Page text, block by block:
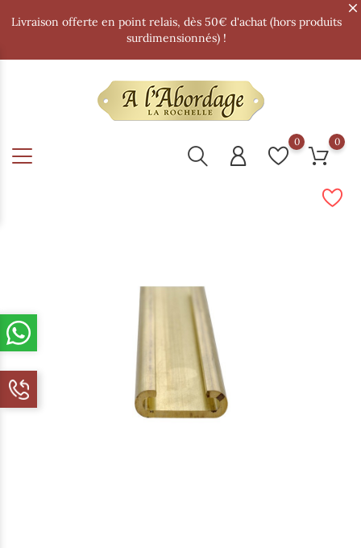
Livraison offerte en point relais, dès 50€ d'achat (hors produits
surdimensionnés) !
0 0